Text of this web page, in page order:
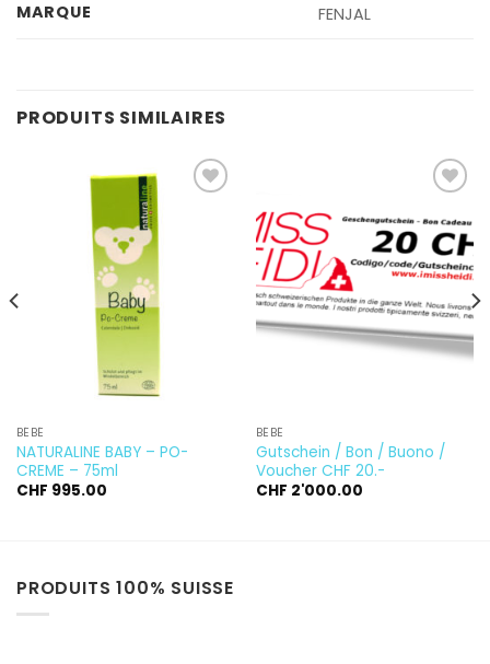
MARQUE FENJAL
PRODUITS SIMILAIRES
BÉBÉ
NATURALINE BABY – PO-
CREME – 75ml
CHF 995.00
Ajouter
à la
wishlist
BÉBÉ
Gutschein / Bon / Buono /
Voucher CHF 20.-
CHF 2'000.00
PRODUITS 100% SUISSE